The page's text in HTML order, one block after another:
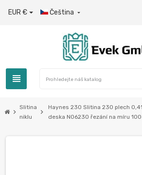
EUR € Čeština 
view_headline
chevron_right
Slitina
niklu
chevron_right
Haynes 230 Slitina 230 plech
deska N06230 řezání na míru